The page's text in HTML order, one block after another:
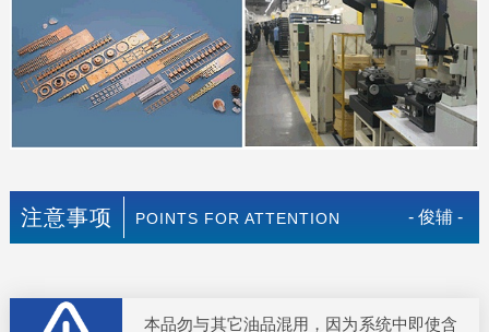
注意事项 POINTS FOR ATTENTION - 俊辅 -
本品勿与其它油品混用，因为系统中即使含